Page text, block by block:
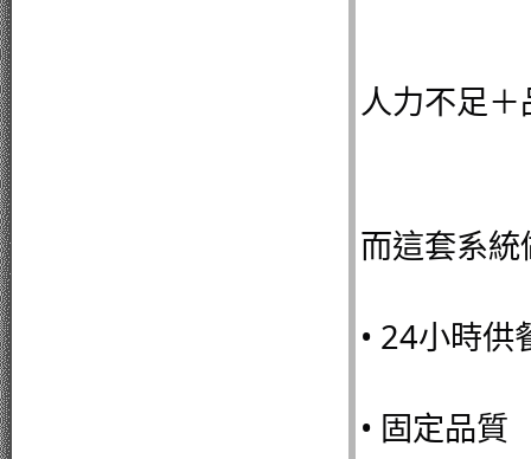
人力不足
而這套系
• 24小時供
• 固定品質